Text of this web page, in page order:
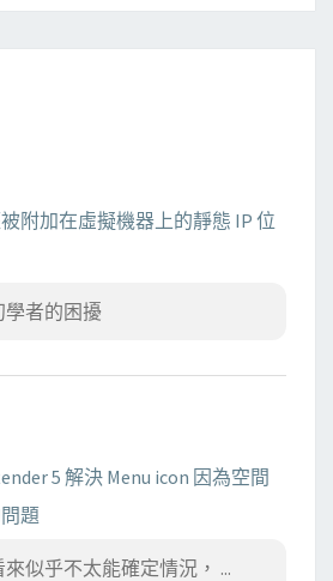
附加在虛擬機器上的靜態 IP 位
者的困擾
5 解決 Menu icon 因為空間
題
似乎不太能確定情況， ...